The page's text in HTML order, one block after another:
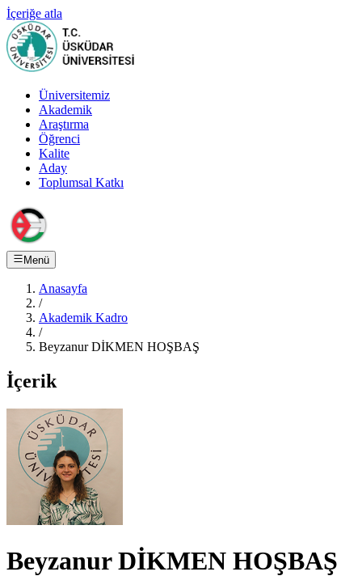
İçeriğe atla
Üniversitemiz
Akademik
Araştırma
Öğrenci
Kalite
Aday
Toplumsal Katkı
Menü
Anasayfa
/
Akademik Kadro
/
Beyzanur DİKMEN HOŞBAŞ
İçerik
Beyzanur DİKMEN HOŞBAŞ